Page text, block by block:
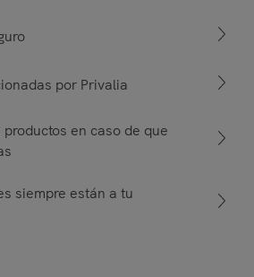
por Privalia
en caso de que
siempre están a tu